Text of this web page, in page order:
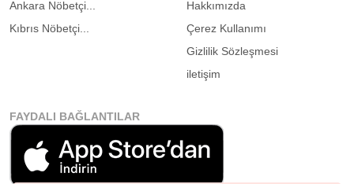
Ankara Nöbetçi...
Kıbrıs Nöbetçi...
Hakkımızda
Çerez Kullanımı
Gizlilik Sözleşmesi
iletişim
FAYDALI BAĞLANTILAR